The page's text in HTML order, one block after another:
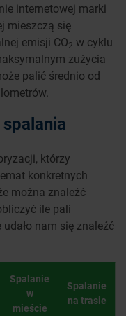
internetowej marki
mieszczą się
emisji CO2 w cyklu
zużycia
palić średnio od
którzy
konkretnych
można znaleźć
ile pali
nam się znaleźć
Spalanie
w
mieście
Spalanie
na trasie